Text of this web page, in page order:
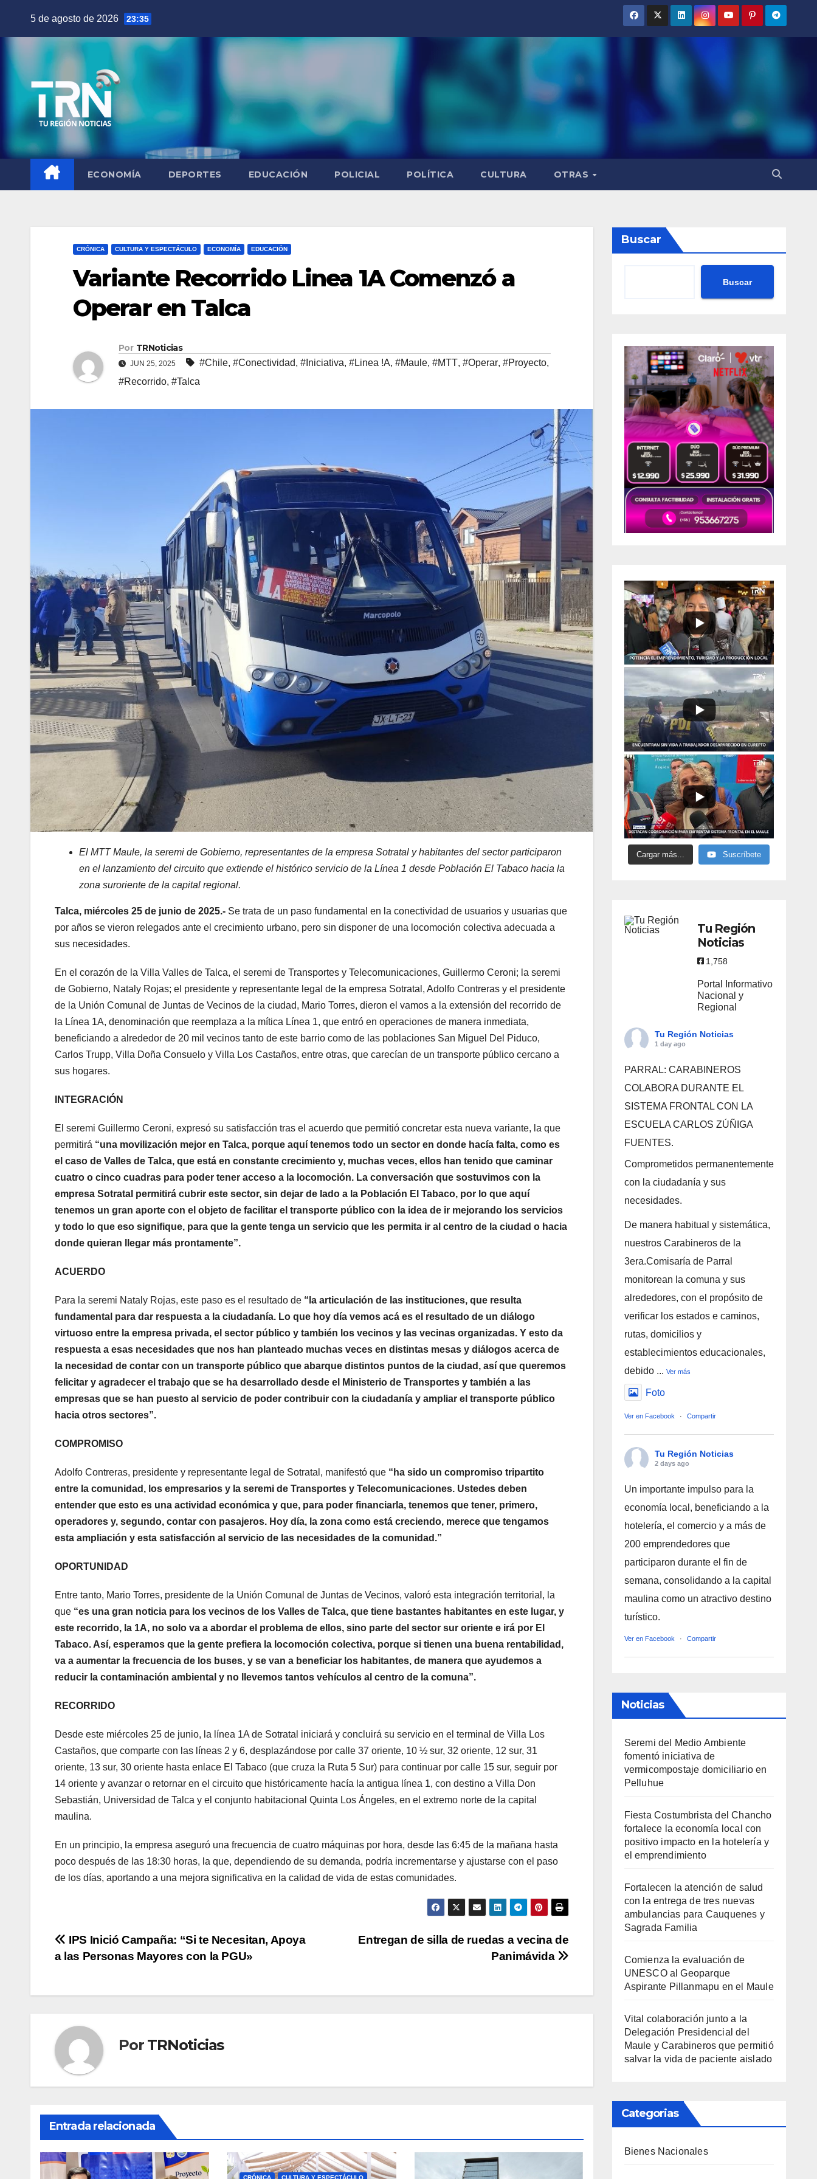
5 de agosto de 2026 23:35
ECONOMÍA DEPORTES EDUCACIÓN POLICIAL POLÍTICA CULTURA OTRAS
CRÓNICA CULTURA Y ESPECTÁCULO ECONOMÍA EDUCACIÓN
Variante Recorrido Linea 1A Comenzó a
Operar en Talca
Por TRNoticias
JUN 25, 2025 #Chile, #Conectividad, #Iniciativa, #Linea !A, #Maule, #MTT, #Operar, #Proyecto,
#Recorrido, #Talca
El MTT Maule, la seremi de Gobierno, representantes de la empresa Sotratal y habitantes del sector participaron
en el lanzamiento del circuito que extiende el histórico servicio de la Línea 1 desde Población El Tabaco hacia la
zona suroriente de la capital regional.
Talca, miércoles 25 de junio de 2025.- Se trata de un paso fundamental en la conectividad de usuarios y usuarias que
por años se vieron relegados ante el crecimiento urbano, pero sin disponer de una locomoción colectiva adecuada a
sus necesidades.
En el corazón de la Villa Valles de Talca, el seremi de Transportes y Telecomunicaciones, Guillermo Ceroni; la seremi
de Gobierno, Nataly Rojas; el presidente y representante legal de la empresa Sotratal, Adolfo Contreras y el presidente
de la Unión Comunal de Juntas de Vecinos de la ciudad, Mario Torres, dieron el vamos a la extensión del recorrido de
la Línea 1A, denominación que reemplaza a la mítica Línea 1, que entró en operaciones de manera inmediata,
beneficiando a alrededor de 20 mil vecinos tanto de este barrio como de las poblaciones San Miguel Del Piduco,
Carlos Trupp, Villa Doña Consuelo y Villa Los Castaños, entre otras, que carecían de un transporte público cercano a
sus hogares.
INTEGRACIÓN
El seremi Guillermo Ceroni, expresó su satisfacción tras el acuerdo que permitió concretar esta nueva variante, la que
permitirá “una movilización mejor en Talca, porque aquí tenemos todo un sector en donde hacía falta, como es
el caso de Valles de Talca, que está en constante crecimiento y, muchas veces, ellos han tenido que caminar
cuatro o cinco cuadras para poder tener acceso a la locomoción. La conversación que sostuvimos con la
empresa Sotratal permitirá cubrir este sector, sin dejar de lado a la Población El Tabaco, por lo que aquí
tenemos un gran aporte con el objeto de facilitar el transporte público con la idea de ir mejorando los servicios
y todo lo que eso signifique, para que la gente tenga un servicio que les permita ir al centro de la ciudad o hacia
donde quieran llegar más prontamente”.
ACUERDO
Para la seremi Nataly Rojas, este paso es el resultado de “la articulación de las instituciones, que resulta
fundamental para dar respuesta a la ciudadanía. Lo que hoy día vemos acá es el resultado de un diálogo
virtuoso entre la empresa privada, el sector público y también los vecinos y las vecinas organizadas. Y esto da
respuesta a esas necesidades que nos han planteado muchas veces en distintas mesas y diálogos acerca de
la necesidad de contar con un transporte público que abarque distintos puntos de la ciudad, así que queremos
felicitar y agradecer el trabajo que se ha desarrollado desde el Ministerio de Transportes y también a las
empresas que se han puesto al servicio de poder contribuir con la ciudadanía y ampliar el transporte público
hacia otros sectores”.
COMPROMISO
Adolfo Contreras, presidente y representante legal de Sotratal, manifestó que “ha sido un compromiso tripartito
entre la comunidad, los empresarios y la seremi de Transportes y Telecomunicaciones. Ustedes deben
entender que esto es una actividad económica y que, para poder financiarla, tenemos que tener, primero,
operadores y, segundo, contar con pasajeros. Hoy día, la zona como está creciendo, merece que tengamos
esta ampliación y esta satisfacción al servicio de las necesidades de la comunidad.”
OPORTUNIDAD
Entre tanto, Mario Torres, presidente de la Unión Comunal de Juntas de Vecinos, valoró esta integración territorial, la
que “es una gran noticia para los vecinos de los Valles de Talca, que tiene bastantes habitantes en este lugar, y
este recorrido, la 1A, no solo va a abordar el problema de ellos, sino parte del sector sur oriente e irá por El
Tabaco. Así, esperamos que la gente prefiera la locomoción colectiva, porque si tienen una buena rentabilidad,
va a aumentar la frecuencia de los buses, y se van a beneficiar los habitantes, de manera que ayudemos a
reducir la contaminación ambiental y no llevemos tantos vehículos al centro de la comuna”.
RECORRIDO
Desde este miércoles 25 de junio, la línea 1A de Sotratal iniciará y concluirá su servicio en el terminal de Villa Los
Castaños, que comparte con las líneas 2 y 6, desplazándose por calle 37 oriente, 10 ½ sur, 32 oriente, 12 sur, 31
oriente, 13 sur, 30 oriente hasta enlace El Tabaco (que cruza la Ruta 5 Sur) para continuar por calle 15 sur, seguir por
14 oriente y avanzar o retornar en el circuito que históricamente hacía la antigua línea 1, con destino a Villa Don
Sebastián, Universidad de Talca y el conjunto habitacional Quinta Los Ángeles, en el extremo norte de la capital
maulina.
En un principio, la empresa aseguró una frecuencia de cuatro máquinas por hora, desde las 6:45 de la mañana hasta
poco después de las 18:30 horas, la que, dependiendo de su demanda, podría incrementarse y ajustarse con el paso
de los días, aportando a una mejora significativa en la calidad de vida de estas comunidades.
Navegación
entradas
Entregan de silla de ruedas a vecina de
Panimávida
IPS Inició Campaña: “Si te Necesitan, Apoya
a las Personas Mayores con la PGU»
Por TRNoticias
Entrada relacionada
CRÓNICA CULTURA Y ESPECTÁCULO
Buscar
Buscar
Cargar más... Suscríbete
Tu Región
Noticias
1,758
Portal Informativo
Nacional y
Regional
Tu Región Noticias
1 day ago
PARRAL: CARABINEROS
COLABORA DURANTE EL
SISTEMA FRONTAL CON LA
ESCUELA CARLOS ZÚÑIGA
FUENTES.
Comprometidos permanentemente
con la ciudadanía y sus
necesidades.
De manera habitual y sistemática,
nuestros Carabineros de la
3era.Comisaría de Parral
monitorean la comuna y sus
alrededores, con el propósito de
verificar los estados e caminos,
rutas, domicilios y
establecimientos educacionales,
debido ... Ver más
Foto
Ver en Facebook · Compartir
Tu Región Noticias
2 days ago
Un importante impulso para la
economía local, beneficiando a la
hotelería, el comercio y a más de
200 emprendedores que
participaron durante el fin de
semana, consolidando a la capital
maulina como un atractivo destino
turístico.
Ver en Facebook · Compartir
Noticias
Seremi del Medio Ambiente
fomentó iniciativa de
vermicompostaje domiciliario en
Pelluhue
Fiesta Costumbrista del Chancho
fortalece la economía local con
positivo impacto en la hotelería y
el emprendimiento
Fortalecen la atención de salud
con la entrega de tres nuevas
ambulancias para Cauquenes y
Sagrada Familia
Comienza la evaluación de
UNESCO al Geoparque
Aspirante Pillanmapu en el Maule
Vital colaboración junto a la
Delegación Presidencial del
Maule y Carabineros que permitió
salvar la vida de paciente aislado
Categorias
Bienes Nacionales